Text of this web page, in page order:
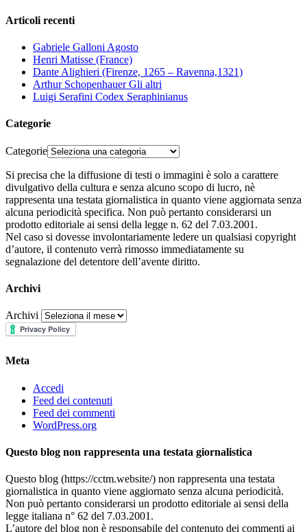
Articoli recenti
Gabriele Galloni Agosto
Henri Matisse (France)
Dante Alighieri (Firenze, 1265 – Ravenna,1321)
Arthur Schopenhauer Gli altri
Luigi Serafini Codex Seraphinianus
Categorie
Categorie
Si precisa che la diffusione di testi o immagini è solo a carattere
divulgativo della cultura e senza alcuno scopo di lucro, nè
rappresenta una testata giornalistica in quanto viene aggiornata senza
alcuna periodicità specifica. Non può pertanto considerarsi un
prodotto editoriale ai sensi della legge n. 62 del 7.03.2001.
Nel caso si dovesse involontariamente ledere un qualsiasi copyright
d’autore, il contenuto verrà rimosso immediatamente su
segnalazione del detentore dell’avente diritto.
Archivi
Archivi
Meta
Accedi
Feed dei contenuti
Feed dei commenti
WordPress.org
Questo blog non rappresenta una testata giornalistica
Questo blog (https://cctm.website/) non rappresenta una testata
giornalistica in quanto viene aggiornato senza alcuna periodicità.
Non può pertanto considerarsi un prodotto editoriale ai sensi della
legge italiana n° 62 del 7.03.2001.
L’autore del blog non è responsabile del contenuto dei commenti ai